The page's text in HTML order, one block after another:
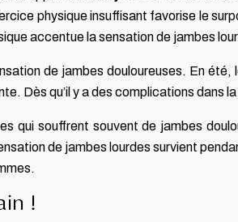
physique insuffisant favorise le
accentue la sensation de jambes
de jambes douloureuses. En
Dès qu’il y a des complications dans
qui souffrent souvent de jambes
de jambes lourdes survient
!